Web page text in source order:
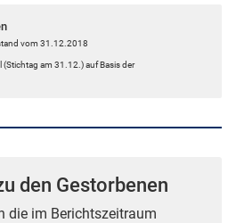
vom 31.12.2018
am 31.12.) auf Basis der
den Gestorbenen
die im Berichtszeitraum